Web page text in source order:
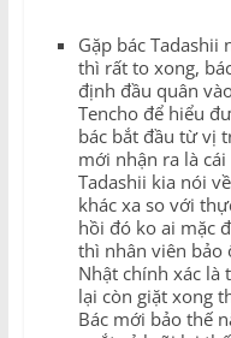
Gặp bác
thì rất to xong,
định đầu quân
Tencho để hiểu
bác bắt đầu từ vị
mới nhận ra là
Tadashii kia nói
khác xa so với
hồi đó ko ai mặc
thì nhân viên bảo
Nhật chính xác là
lại còn giặt xong
Bác mới bảo thế